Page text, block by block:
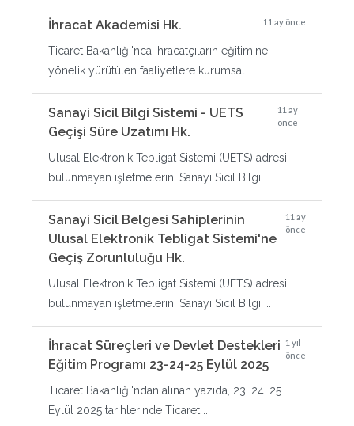
İhracat Akademisi Hk. 11 ay önce
Ticaret Bakanlığı'nca ihracatçıların eğitimine
yönelik yürütülen faaliyetlere kurumsal ...
Sanayi Sicil Bilgi Sistemi - UETS
Geçişi Süre Uzatımı Hk.
11 ay
önce
Ulusal Elektronik Tebligat Sistemi (UETS) adresi
bulunmayan işletmelerin, Sanayi Sicil Bilgi ...
Sanayi Sicil Belgesi Sahiplerinin
Ulusal Elektronik Tebligat Sistemi'ne
Geçiş Zorunluluğu Hk.
11 ay
önce
Ulusal Elektronik Tebligat Sistemi (UETS) adresi
bulunmayan işletmelerin, Sanayi Sicil Bilgi ...
İhracat Süreçleri ve Devlet Destekleri
Eğitim Programı 23-24-25 Eylül 2025
1 yıl
önce
Ticaret Bakanlığı'ndan alınan yazıda, 23, 24, 25
Eylül 2025 tarihlerinde Ticaret ...